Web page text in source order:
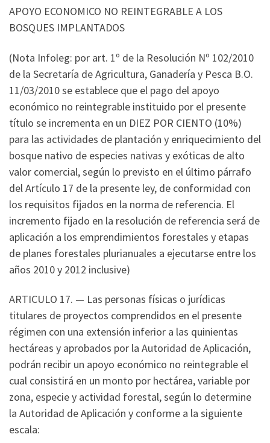
APOYO ECONOMICO NO REINTEGRABLE A LOS
BOSQUES IMPLANTADOS
(Nota Infoleg: por art. 1º de la Resolución Nº 102/2010
de la Secretaría de Agricultura, Ganadería y Pesca B.O.
11/03/2010 se establece que el pago del apoyo
económico no reintegrable instituido por el presente
título se incrementa en un DIEZ POR CIENTO (10%)
para las actividades de plantación y enriquecimiento del
bosque nativo de especies nativas y exóticas de alto
valor comercial, según lo previsto en el último párrafo
del Artículo 17 de la presente ley, de conformidad con
los requisitos fijados en la norma de referencia. El
incremento fijado en la resolución de referencia será de
aplicación a los emprendimientos forestales y etapas
de planes forestales plurianuales a ejecutarse entre los
años 2010 y 2012 inclusive)
ARTICULO 17. — Las personas físicas o jurídicas
titulares de proyectos comprendidos en el presente
régimen con una extensión inferior a las quinientas
hectáreas y aprobados por la Autoridad de Aplicación,
podrán recibir un apoyo económico no reintegrable el
cual consistirá en un monto por hectárea, variable por
zona, especie y actividad forestal, según lo determine
la Autoridad de Aplicación y conforme a la siguiente
escala: